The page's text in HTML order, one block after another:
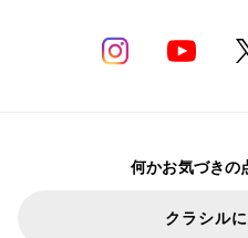
何かお気づきの
クラシル